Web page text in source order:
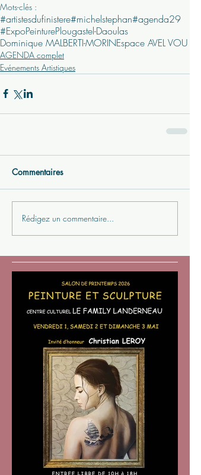
Mots-clés :
#artistesdufinistere#michelstephan#agenda29
#ExpoPeinturePlougastel-Daoulas
Dominique MALBERTI-MORINEspace AVEL VOU
AGENDA complet
Evénements Artistiques
Commentaires
Rédigez un commentaire...